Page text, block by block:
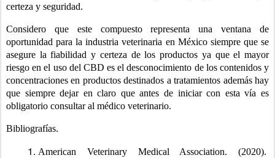
certeza y seguridad.
Considero que este compuesto representa una ventana de
oportunidad para la industria veterinaria en México siempre que se
asegure la fiabilidad y certeza de los productos ya que el mayor
riesgo en el uso del CBD es el desconocimiento de los contenidos y
concentraciones en productos destinados a tratamientos además hay
que siempre dejar en claro que antes de iniciar con esta vía es
obligatorio consultar al médico veterinario.
Bibliografías.
American Veterinary Medical Association. (2020).